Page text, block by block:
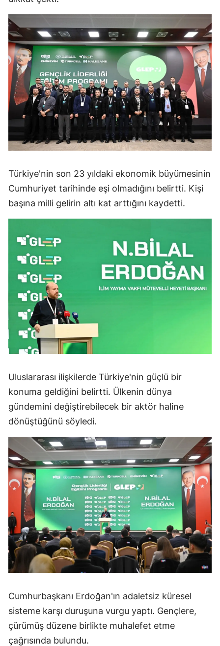
Türkiye'nin son 23 yıldaki ekonomik büyümesinin
Cumhuriyet tarihinde eşi olmadığını belirtti. Kişi
başına milli gelirin altı kat arttığını kaydetti.
Uluslararası ilişkilerde Türkiye'nin güçlü bir
konuma geldiğini belirtti. Ülkenin dünya
gündemini değiştirebilecek bir aktör haline
dönüştüğünü söyledi.
Cumhurbaşkanı Erdoğan'ın adaletsiz küresel
sisteme karşı duruşuna vurgu yaptı. Gençlere,
çürümüş düzene birlikte muhalefet etme
çağrısında bulundu.